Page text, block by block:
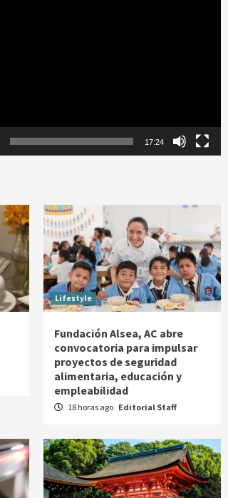
17:24
Lifestyle
Fundación Alsea, AC abre
convocatoria para impulsar
proyectos de seguridad
alimentaria, educación y
empleabilidad
18 horas ago Editorial Staff